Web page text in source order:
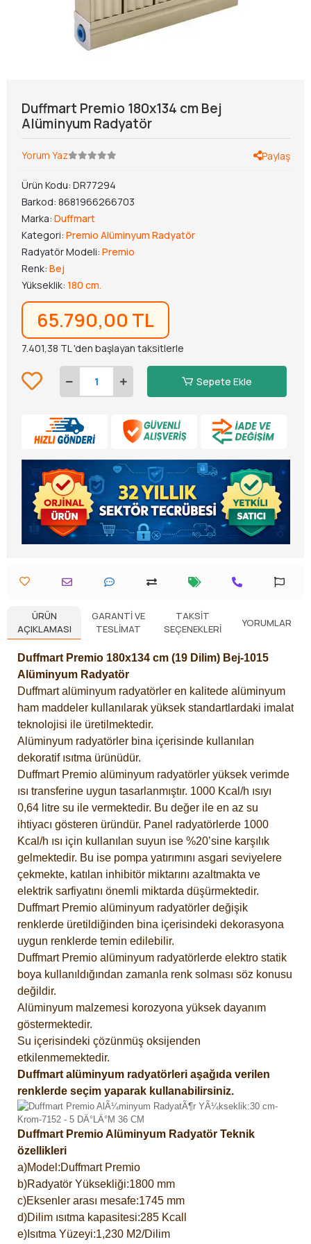
Duffmart Premio 180x134 cm Bej
Alüminyum Radyatör
Yorum Yaz Paylaş
Ürün Kodu: DR77294
Barkod: 8681966266703
Marka: Duffmart
Kategori: Premio Alüminyum Radyatör
Radyatör Modeli: Premio
Renk: Bej
Yükseklik: 180 cm.
65.790,00 TL
7.401,38 TL 'den başlayan taksitlerle
Sepete Ekle
ÜRÜN
AÇIKLAMASI
GARANTI VE
TESLIMAT
TAKSIT
SEÇENEKLERI
YORUMLAR
Duffmart Premio 180x134 cm (19 Dilim) Bej-1015
Alüminyum Radyatör
Duffmart alüminyum radyatörler en kalitede alüminyum
ham maddeler kullanılarak yüksek standartlardaki imalat
teknolojisi ile üretilmektedir.
Alüminyum radyatörler bina içerisinde kullanılan
dekoratif ısıtma ürünüdür.
Duffmart Premio alüminyum radyatörler yüksek verimde
ısı transferine uygun tasarlanmıştır. 1000 Kcal/h ısıyı
0,64 litre su ile vermektedir. Bu değer ile en az su
ihtiyacı gösteren üründür. Panel radyatörlerde 1000
Kcal/h ısı için kullanılan suyun ise %20’sine karşılık
gelmektedir. Bu ise pompa yatırımını asgari seviyelere
çekmekte, katılan inhibitör miktarını azaltmakta ve
elektrik sarfiyatını önemli miktarda düşürmektedir.
Duffmart Premio alüminyum radyatörler değişik
renklerde üretildiğinden bina içerisindeki dekorasyona
uygun renklerde temin edilebilir.
Duffmart Premio alüminyum radyatörlerde elektro statik
boya kullanıldığından zamanla renk solması söz konusu
değildir.
Alüminyum malzemesi korozyona yüksek dayanım
göstermektedir.
Su içerisindeki çözünmüş oksijenden
etkilenmemektedir.
Duffmart alüminyum radyatörleri aşağıda verilen
renklerde seçim yaparak kullanabilirsiniz.
Duffmart Premio Alüminyum Radyatör Teknik
özellikleri
a)Model:Duffmart Premio
b)Radyatör Yüksekliği:1800 mm
c)Eksenler arası mesafe:1745 mm
d)Dilim ısıtma kapasitesi:285 Kcall
e)Isıtma Yüzeyi:1,230 M2/Dilim